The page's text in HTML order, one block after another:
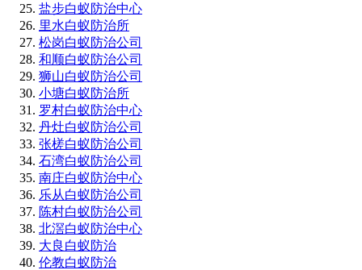
盐步白蚁防治中心
里水白蚁防治所
松岗白蚁防治公司
和顺白蚁防治公司
狮山白蚁防治公司
小塘白蚁防治所
罗村白蚁防治中心
丹灶白蚁防治公司
张槎白蚁防治公司
石湾白蚁防治公司
南庄白蚁防治中心
乐从白蚁防治公司
陈村白蚁防治公司
北滘白蚁防治中心
大良白蚁防治
伦教白蚁防治